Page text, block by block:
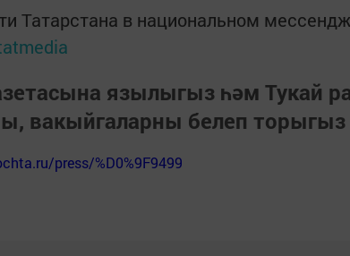
Татарстана в национальном
язылыгыз һәм Тукай
вакыйгаларны белеп торыгыз
press/%D0%9F9499